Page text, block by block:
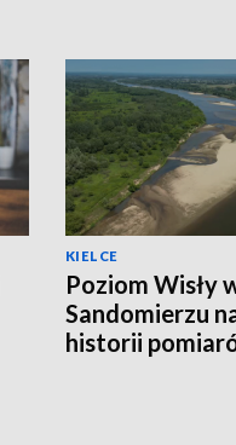
KIELCE
Poziom Wisły
Sandomierzu
historii